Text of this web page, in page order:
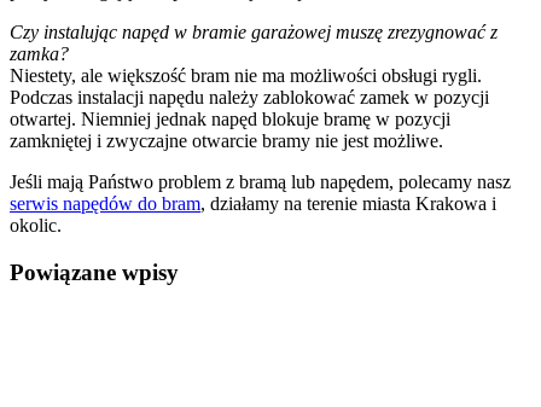
Czy instalując napęd w bramie garażowej muszę zrezygnować z
zamka?
Niestety, ale większość bram nie ma możliwości obsługi rygli.
Podczas instalacji napędu należy zablokować zamek w pozycji
otwartej. Niemniej jednak napęd blokuje bramę w pozycji
zamkniętej i zwyczajne otwarcie bramy nie jest możliwe.
Jeśli mają Państwo problem z bramą lub napędem, polecamy nasz
serwis napędów do bram, działamy na terenie miasta Krakowa i
okolic.
Powiązane wpisy